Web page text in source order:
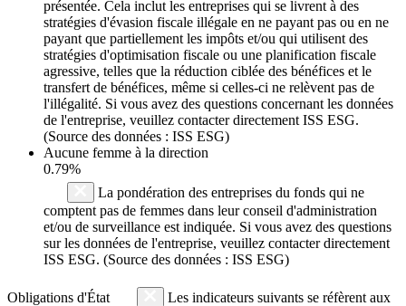
présentée. Cela inclut les entreprises qui se livrent à des
stratégies d'évasion fiscale illégale en ne payant pas ou en ne
payant que partiellement les impôts et/ou qui utilisent des
stratégies d'optimisation fiscale ou une planification fiscale
agressive, telles que la réduction ciblée des bénéfices et le
transfert de bénéfices, même si celles-ci ne relèvent pas de
l'illégalité. Si vous avez des questions concernant les données
de l'entreprise, veuillez contacter directement ISS ESG.
(Source des données : ISS ESG)
Aucune femme à la direction
0.79%
La pondération des entreprises du fonds qui ne
comptent pas de femmes dans leur conseil d'administration
et/ou de surveillance est indiquée. Si vous avez des questions
sur les données de l'entreprise, veuillez contacter directement
ISS ESG. (Source des données : ISS ESG)
Obligations d'État
Les indicateurs suivants se réfèrent aux